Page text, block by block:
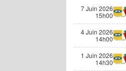
7 Juin 2026
15h00
4 Juin 2026
14h00
1 Juin 2026
14h30